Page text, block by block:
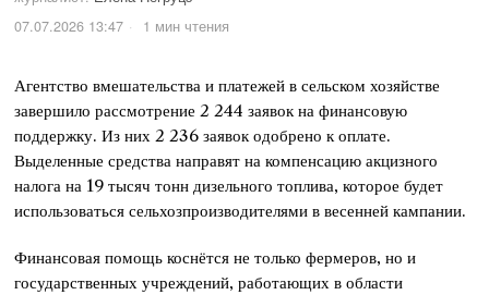
07.07.2026 13:47
1 мин чтения
Агентство вмешательства и платежей в сельском хозяйстве
завершило рассмотрение 2 244 заявок на финансовую
поддержку. Из них 2 236 заявок одобрено к оплате.
Выделенные средства направят на компенсацию акцизного
налога на 19 тысяч тонн дизельного топлива, которое будет
использоваться сельхозпроизводителями в весенней кампании.
Финансовая помощь коснётся не только фермеров, но и
государственных учреждений, работающих в области